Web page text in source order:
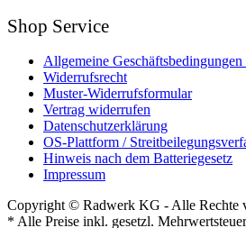
Shop Service
Allgemeine
Widerrufsrecht
Muster-Widerrufsformular
Vertrag widerrufen
Datenschutzerklärung
OS-Plattform /
Hinweis nach dem Batteriegesetz
Impressum
Copyright © Radwerk KG - Alle Rechte
* Alle Preise inkl. gesetzl.